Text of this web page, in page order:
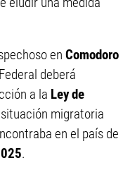
en Comodoro
deberá
a la Ley de
migratoria
en el país de
.